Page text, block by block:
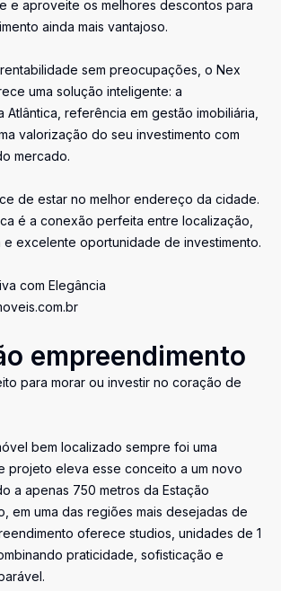
e aproveite os melhores descontos para
ainda mais vantajoso.
sem preocupações, o Nex
uma solução inteligente: a
Atlântica, referência em gestão imobiliária,
valorização do seu investimento com
mercado.
de estar no melhor endereço da cidade.
é a conexão perfeita entre localização,
excelente oportunidade de investimento.
com Elegância
empreendimento
para morar ou investir no coração de
bem localizado sempre foi uma
projeto eleva esse conceito a um novo
a apenas 750 metros da Estação
em uma das regiões mais desejadas de
oferece studios, unidades de 1
praticidade, sofisticação e